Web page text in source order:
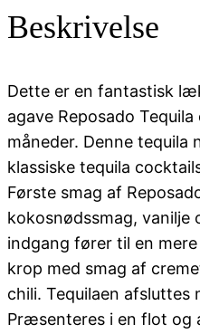
Reposado
Tequila
Beskrivelse
Dette er en fantastisk
agave Reposado
måneder. Denne tequila
klassiske tequila
Første smag af
kokosnødssmag, vanilje
indgang fører til en
krop med smag af
chili. Tequilaen afsluttes
Præsenteres i en flot og